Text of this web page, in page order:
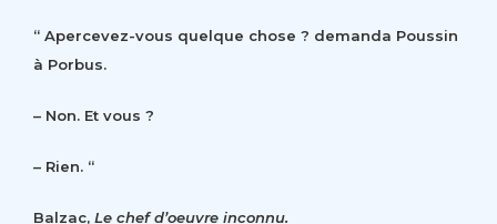
“ Apercevez-vous quelque chose ? demanda Poussin
à Porbus.
– Non. Et vous ?
– Rien. “
Balzac, Le chef d’oeuvre inconnu.